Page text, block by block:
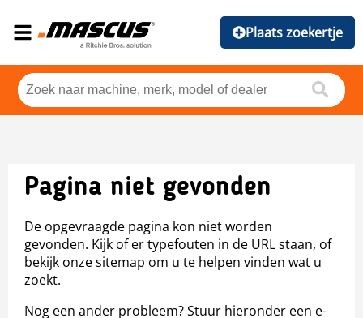
Plaats zoekertje
Pagina niet gevonden
De opgevraagde pagina kon niet worden
gevonden. Kijk of er typefouten in de URL staan, of
bekijk onze sitemap om u te helpen vinden wat u
zoekt.
Nog een ander probleem? Stuur hieronder een e-